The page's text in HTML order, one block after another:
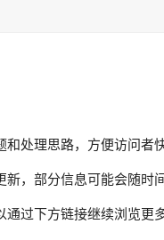
处理思路，方便访问者
，部分信息可能会随时
过下方链接继续浏览更多